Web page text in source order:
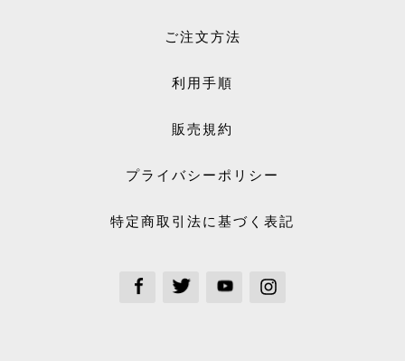
ご注文方法
利用手順
販売規約
プライバシーポリシー
特定商取引法に基づく表記
See our FacebookSee our TwitterSee our Youtube channel
See our Instagram Plus